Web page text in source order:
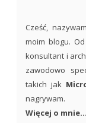
Cześć,
moim blogu.
konsultant i
zawodowo
takich jak
nagrywam.
Więcej o mnie...